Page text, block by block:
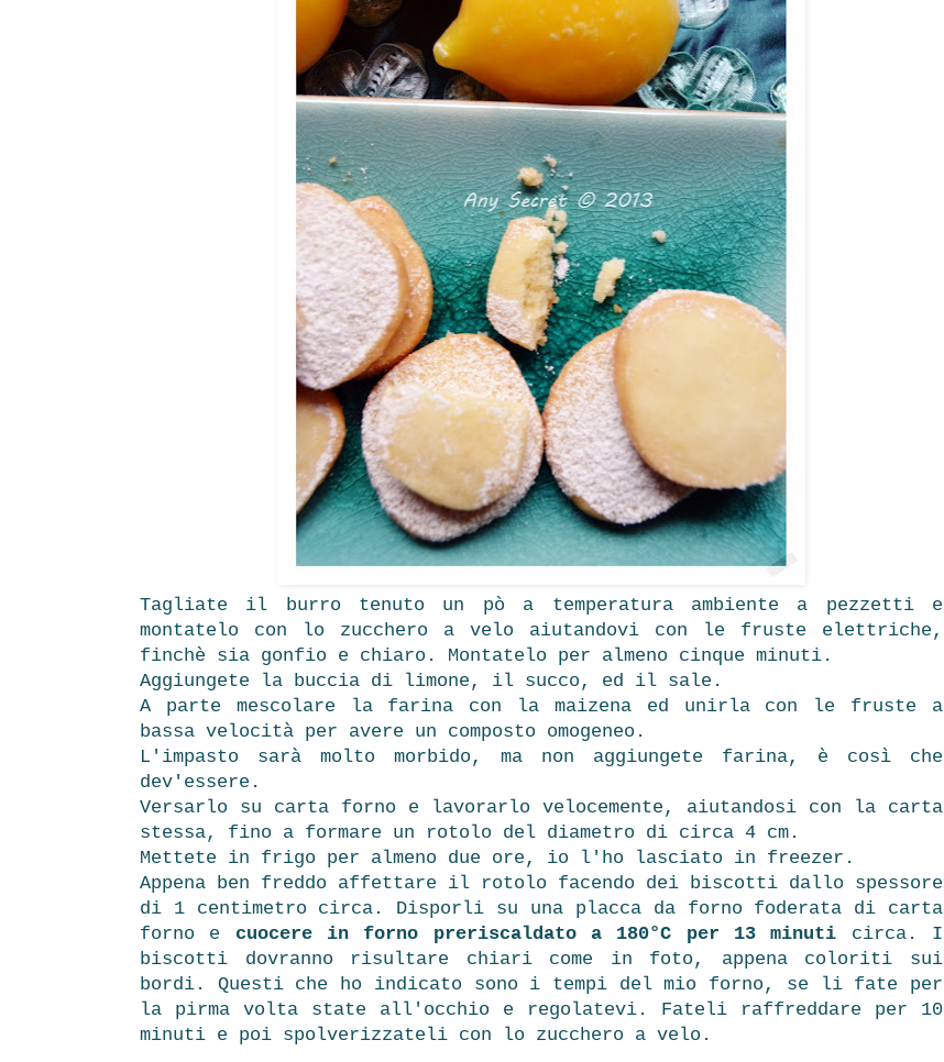
Tagliate il burro tenuto un pò a temperatura ambiente a pezzetti e
montatelo con lo zucchero a velo aiutandovi con le fruste elettriche,
finchè sia gonfio e chiaro. Montatelo per almeno cinque minuti.
Aggiungete la buccia di limone, il succo, ed il sale.
A parte mescolare la farina con la maizena ed unirla con le fruste a
bassa velocità per avere un composto omogeneo.
L'impasto sarà molto morbido, ma non aggiungete farina, è così che
dev'essere.
Versarlo su carta forno e lavorarlo velocemente, aiutandosi con la carta
stessa, fino a formare un rotolo del diametro di circa 4 cm.
Mettete in frigo per almeno due ore, io l'ho lasciato in freezer.
Appena ben freddo affettare il rotolo facendo dei biscotti dallo spessore
di 1 centimetro circa. Disporli su una placca da forno foderata di carta
forno e cuocere in forno preriscaldato a 180°C per 13 minuti circa. I
biscotti dovranno risultare chiari come in foto, appena coloriti sui
bordi. Questi che ho indicato sono i tempi del mio forno, se li fate per
la pirma volta state all'occhio e regolatevi. Fateli raffreddare per 10
minuti e poi spolverizzateli con lo zucchero a velo.